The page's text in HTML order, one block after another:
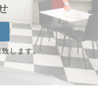
します。